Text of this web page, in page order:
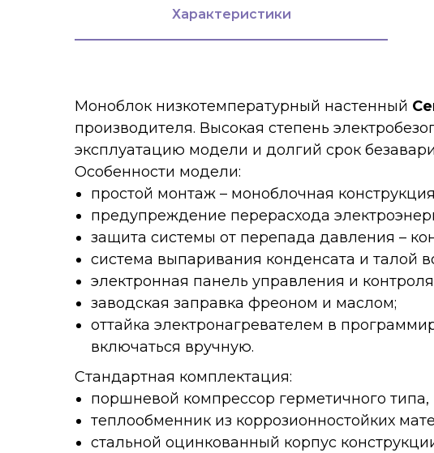
Характеристики
Моноблок низкотемпературный настенный
производителя. Высокая степень
эксплуатацию модели и долгий срок
Особенности модели:
простой монтаж – моноблочная
предупреждение перерасхода
защита системы от перепада давления –
система выпаривания конденсата и талой
электронная панель управления и
заводская заправка фреоном и маслом;
оттайка электронагревателем в
включаться вручную.
Стандартная комплектация:
поршневой компрессор герметичного типа,
теплообменник из коррозионностойких
стальной оцинкованный корпус